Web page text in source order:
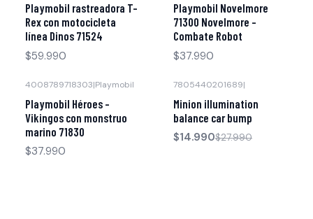
Playmobil rastreadora T-
Rex con motocicleta
línea Dinos 71524
$59.990
Playmobil Novelmore
71300 Novelmore -
Combate Robot
$37.990
4008789718303|Playmobil
Playmobil Héroes –
Vikingos con monstruo
marino 71830
$37.990
7805440201689|
Minion illumination
balance car bump
$14.990$27.990